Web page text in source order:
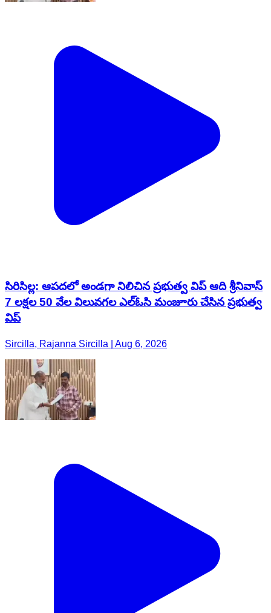
సిరిసిల్ల: ఆపదలో అండగా నిలిచిన ప్రభుత్వ విప్ ఆది శ్రీనివాస్
7 లక్షల 50 వేల విలువగల ఎల్ఓసి మంజూరు చేసిన ప్రభుత్వ
విప్
Sircilla, Rajanna Sircilla | Aug 6, 2026